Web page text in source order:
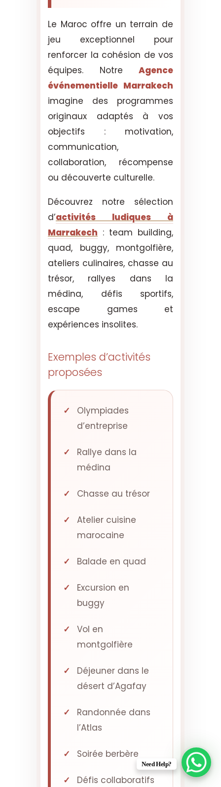
Le Maroc offre un terrain de
jeu exceptionnel pour
renforcer la cohésion de vos
équipes. Notre Agence
événementielle Marrakech
imagine des programmes
originaux adaptés à vos
objectifs : motivation,
communication,
collaboration, récompense
ou découverte culturelle.
Découvrez notre sélection
d’activités ludiques à
Marrakech : team building,
quad, buggy, montgolfière,
ateliers culinaires, chasse au
trésor, rallyes dans la
médina, défis sportifs,
escape games et
expériences insolites.
Exemples d’activités
proposées
Olympiades
d’entreprise
Rallye dans la
médina
Chasse au trésor
Atelier cuisine
marocaine
Balade en quad
Excursion en
buggy
Vol en
montgolfière
Déjeuner dans le
désert d’Agafay
Randonnée dans
l’Atlas
Soirée berbère
Défis collaboratifs
Need Help?